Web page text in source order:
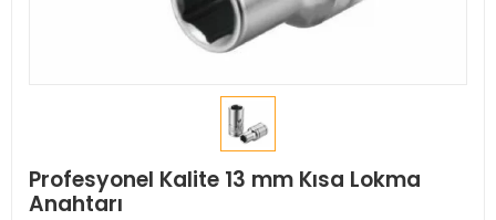
Profesyonel Kalite 13 mm Kısa Lokma
Anahtarı